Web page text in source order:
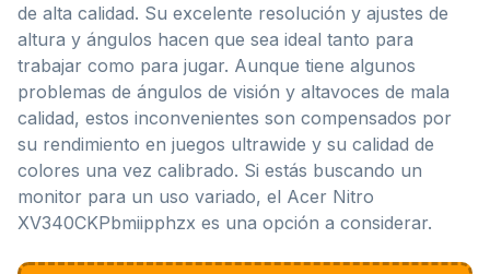
de alta calidad. Su excelente resolución y ajustes de
altura y ángulos hacen que sea ideal tanto para
trabajar como para jugar. Aunque tiene algunos
problemas de ángulos de visión y altavoces de mala
calidad, estos inconvenientes son compensados por
su rendimiento en juegos ultrawide y su calidad de
colores una vez calibrado. Si estás buscando un
monitor para un uso variado, el Acer Nitro
XV340CKPbmiipphzx es una opción a considerar.